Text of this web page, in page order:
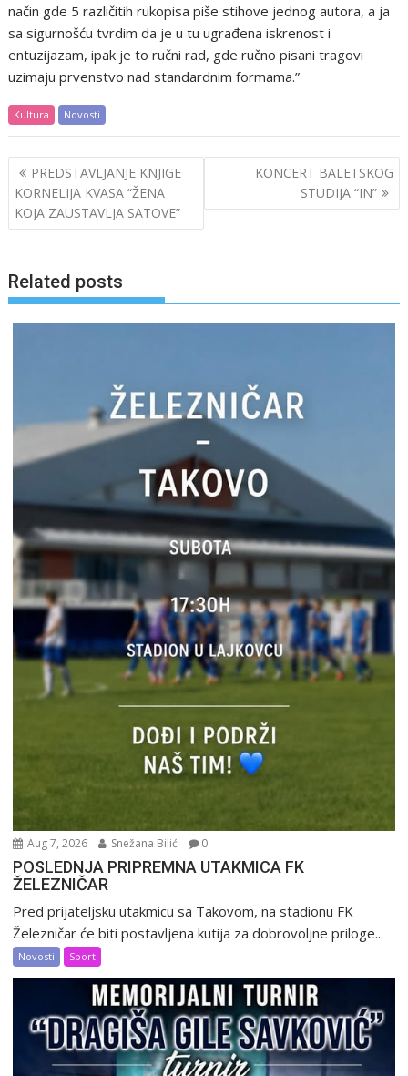
način gde 5 različitih rukopisa piše stihove jednog autora, a ja
sa sigurnošću tvrdim da je u tu ugrađena iskrenost i
entuzijazam, ipak je to ručni rad, gde ručno pisani tragovi
uzimaju prvenstvo nad standardnim formama.”
Kultura Novosti
Post
navigation
PREDSTAVLJANJE KNJIGE
KORNELIJA KVASA “ŽENA
KOJA ZAUSTAVLJA SATOVE”
KONCERT BALETSKOG
STUDIJA “IN”
Related posts
Aug 7, 2026 Snežana Bilić 0
POSLEDNJA PRIPREMNA UTAKMICA FK
ŽELEZNIČAR
Pred prijateljsku utakmicu sa Takovom, na stadionu FK
Železničar će biti postavljena kutija za dobrovoljne priloge...
Novosti Sport